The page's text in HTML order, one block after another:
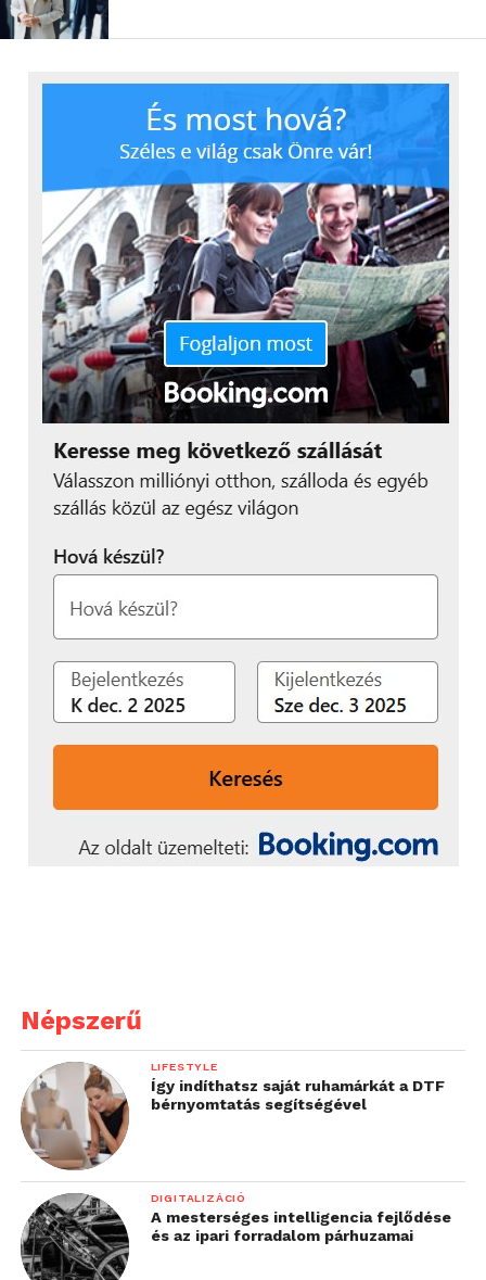
Népszerű
LIFESTYLE
Így indíthatsz saját ruhamárkát a DTF
bérnyomtatás segítségével
DIGITALIZÁCIÓ
A mesterséges intelligencia fejlődése
és az ipari forradalom párhuzamai